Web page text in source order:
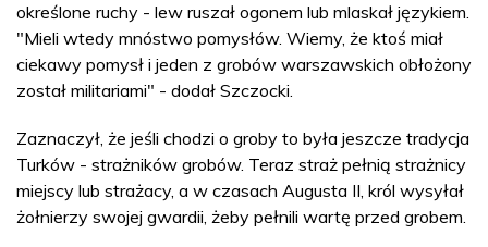
określone ruchy - lew ruszał ogonem lub mlaskał językiem.
"Mieli wtedy mnóstwo pomysłów. Wiemy, że ktoś miał
ciekawy pomysł i jeden z grobów warszawskich obłożony
został militariami" - dodał Szczocki.
Zaznaczył, że jeśli chodzi o groby to była jeszcze tradycja
Turków - strażników grobów. Teraz straż pełnią strażnicy
miejscy lub strażacy, a w czasach Augusta II, król wysyłał
żołnierzy swojej gwardii, żeby pełnili wartę przed grobem.